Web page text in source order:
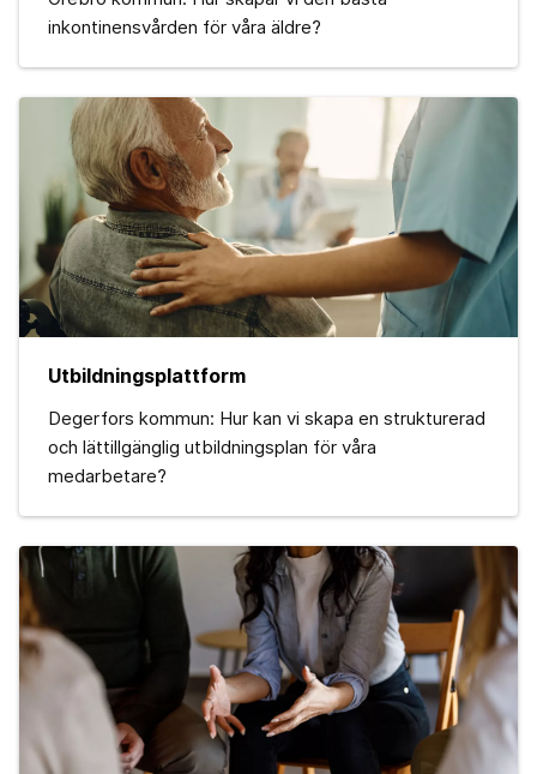
inkontinensvården för våra äldre?
Utbildningsplattform
Degerfors kommun: Hur kan vi skapa en strukturerad
och lättillgänglig utbildningsplan för våra
medarbetare?